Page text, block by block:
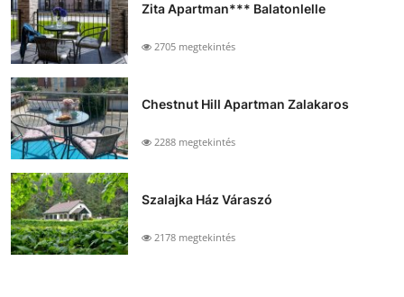
Zita Apartman*** Balatonlelle
2705 megtekintés
Chestnut Hill Apartman Zalakaros
2288 megtekintés
Szalajka Ház Váraszó
2178 megtekintés